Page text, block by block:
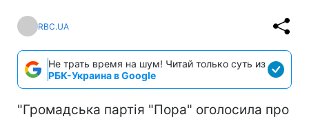
RBC.UA
Не трать время на шум! Читай только суть из
РБК-Украина в Google
"Громадська партія "Пора" оголосила про